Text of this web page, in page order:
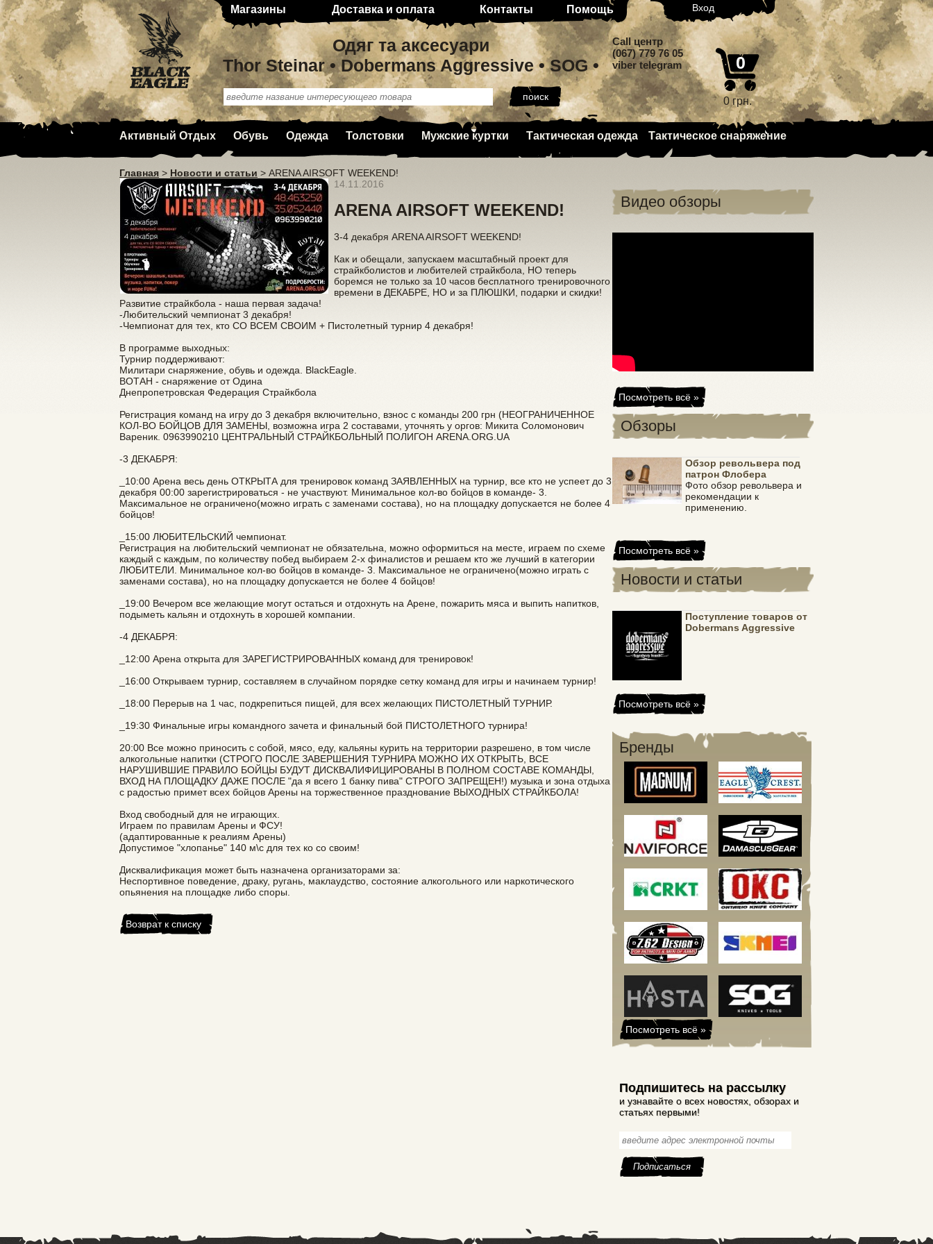
Магазины Доставка и оплата Контакты Помощь Вход
Одяг та аксесуари
Thor Steinar • Dobermans Aggressive • SOG •
0
0 грн.
Call центр
(067) 779 76 05
viber telegram
Активный Отдых Обувь Одежда Толстовки Мужские куртки Тактическая одежда Тактическое снаряжение
Главная > Новости и статьи > ARENA AIRSOFT WEEKEND!
14.11.2016
ARENA AIRSOFT WEEKEND!
3-4 декабря ARENA AIRSOFT WEEKEND!
Как и обещали, запускаем масштабный проект для
страйкболистов и любителей страйкбола, НО теперь
боремся не только за 10 часов бесплатного тренировочного
времени в ДЕКАБРЕ, НО и за ПЛЮШКИ, подарки и скидки!
Развитие страйкбола - наша первая задача!
-Любительский чемпионат 3 декабря!
-Чемпионат для тех, кто СО ВСЕМ СВОИМ + Пистолетный турнир 4 декабря!
В программе выходных:
Турнир поддерживают:
Милитари снаряжение, обувь и одежда. BlackEagle.
ВОТАН - снаряжение от Одина
Днепропетровская Федерация Страйкбола
Регистрация команд на игру до 3 декабря включительно, взнос с команды 200 грн (НЕОГРАНИЧЕННОЕ
КОЛ-ВО БОЙЦОВ ДЛЯ ЗАМЕНЫ, возможна игра 2 составами, уточнять у оргов: Микита Соломонович
Вареник. 0963990210 ЦЕНТРАЛЬНЫЙ СТРАЙКБОЛЬНЫЙ ПОЛИГОН ARENA.ORG.UA
-3 ДЕКАБРЯ:
_10:00 Арена весь день ОТКРЫТА для тренировок команд ЗАЯВЛЕННЫХ на турнир, все кто не успеет до 3
декабря 00:00 зарегистрироваться - не участвуют. Минимальное кол-во бойцов в команде- 3.
Максимальное не ограничено(можно играть с заменами состава), но на площадку допускается не более 4
бойцов!
_15:00 ЛЮБИТЕЛЬСКИЙ чемпионат.
Регистрация на любительский чемпионат не обязательна, можно оформиться на месте, играем по схеме
каждый с каждым, по количеству побед выбираем 2-х финалистов и решаем кто же лучший в категории
ЛЮБИТЕЛИ. Минимальное кол-во бойцов в команде- 3. Максимальное не ограничено(можно играть с
заменами состава), но на площадку допускается не более 4 бойцов!
_19:00 Вечером все желающие могут остаться и отдохнуть на Арене, пожарить мяса и выпить напитков,
подыметь кальян и отдохнуть в хорошей компании.
-4 ДЕКАБРЯ:
_12:00 Арена открыта для ЗАРЕГИСТРИРОВАННЫХ команд для тренировок!
_16:00 Открываем турнир, составляем в случайном порядке сетку команд для игры и начинаем турнир!
_18:00 Перерыв на 1 час, подкрепиться пищей, для всех желающих ПИСТОЛЕТНЫЙ ТУРНИР.
_19:30 Финальные игры командного зачета и финальный бой ПИСТОЛЕТНОГО турнира!
20:00 Все можно приносить с собой, мясо, еду, кальяны курить на территории разрешено, в том числе
алкогольные напитки (СТРОГО ПОСЛЕ ЗАВЕРШЕНИЯ ТУРНИРА МОЖНО ИХ ОТКРЫТЬ, ВСЕ
НАРУШИВШИЕ ПРАВИЛО БОЙЦЫ БУДУТ ДИСКВАЛИФИЦИРОВАНЫ В ПОЛНОМ СОСТАВЕ КОМАНДЫ,
ВХОД НА ПЛОЩАДКУ ДАЖЕ ПОСЛЕ "да я всего 1 банку пива" СТРОГО ЗАПРЕЩЕН!) музыка и зона отдыха
с радостью примет всех бойцов Арены на торжественное празднование ВЫХОДНЫХ СТРАЙКБОЛА!
Вход свободный для не играющих.
Играем по правилам Арены и ФСУ!
(адаптированные к реалиям Арены)
Допустимое "хлопанье" 140 м\с для тех ко со своим!
Дисквалификация может быть назначена организаторами за:
Неспортивное поведение, драку, ругань, маклаудство, состояние алкогольного или наркотического
опьянения на площадке либо споры.
Возврат к списку
Видео обзоры
Посмотреть всё »
Обзоры
Обзор револьвера под
патрон Флобера
Фото обзор револьвера и
рекомендации к
применению.
Посмотреть всё »
Новости и статьи
Поступление товаров от
Dobermans Aggressive
Посмотреть всё »
Бренды
Посмотреть всё »
Подпишитесь на рассылку
и узнавайте о всех новостях, обзорах и
статьях первыми!